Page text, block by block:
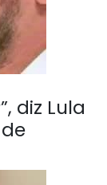
diz Lula